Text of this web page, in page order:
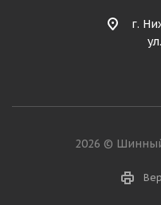
г.
2026 ©